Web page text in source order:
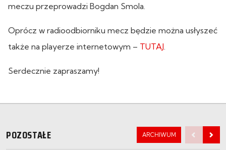
meczu przeprowadzi Bogdan Smola.
Oprócz w radioodbiorniku mecz będzie można usłyszeć
także na playerze internetowym – TUTAJ
Serdecznie zapraszamy!
POZOSTAŁE ARCHIWUM